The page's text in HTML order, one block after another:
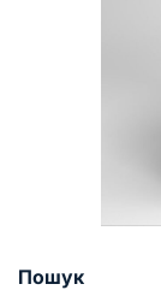
Пошук